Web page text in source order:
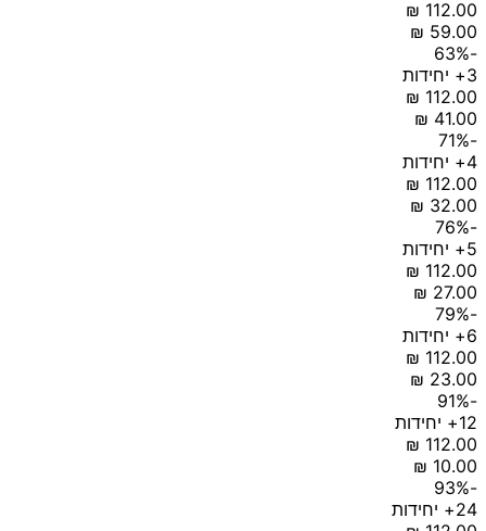
-63%
3+ יחידות
-71%
4+ יחידות
-76%
5+ יחידות
-79%
6+ יחידות
-91%
12+ יחידות
-93%
24+ יחידות